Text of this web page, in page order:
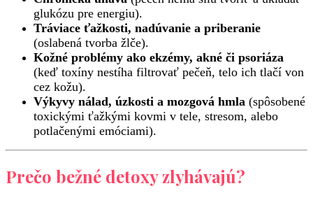
glukózu pre energiu).
Tráviace ťažkosti, nadúvanie a priberanie
(oslabená tvorba žlče).
Kožné problémy ako ekzémy, akné či psoriáza
(keď toxíny nestíha filtrovať pečeň, telo ich tlačí von
cez kožu).
Výkyvy nálad, úzkosti a mozgová hmla (spôsobené
toxickými ťažkými kovmi v tele, stresom, alebo
potlačenými emóciami).
Prečo bežné detoxy zlyhávajú?